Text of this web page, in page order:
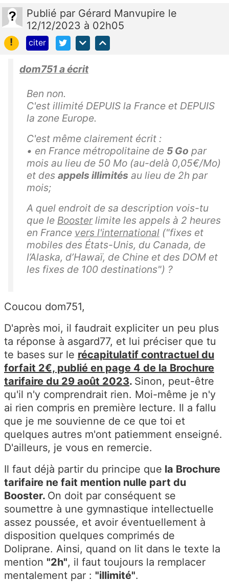
Publié par Gérard Manvupire le
12/12/2023 à 02h05
!
citer
dom751 a écrit
Ben non.
C'est illimité DEPUIS la France et DEPUIS
la zone Europe.
C'est même clairement écrit :
• en France métropolitaine de 5 Go par
mois au lieu de 50 Mo (au-delà 0,05€/Mo)
et des appels illimités au lieu de 2h par
mois;
A quel endroit de sa description vois-tu
que le Boosterlimite les appels à 2 heures
en France vers l'international ("fixes et
mobiles des États-Unis, du Canada, de
l’Alaska, d’Hawaï, de Chine et des DOM et
les fixes de 100 destinations") ?
Coucou dom751,
D'après moi, il faudrait expliciter un peu plus
ta réponse à asgard77, et lui préciser que tu
te bases sur le récapitulatif contractuel du
forfait 2€, publié en page 4 de la Brochure
tarifaire du 29 août 2023. Sinon, peut-être
qu'il n'y comprendrait rien. Moi-même je n'y
ai rien compris en première lecture. Il a fallu
que je me souvienne de ce que toi et
quelques autres m'ont patiemment enseigné.
D'ailleurs, je vous en remercie.
Il faut déjà partir du principe que la Brochure
tarifaire ne fait mention nulle part du
Booster. On doit par conséquent se
soumettre à une gymnastique intellectuelle
assez poussée, et avoir éventuellement à
disposition quelques comprimés de
Doliprane. Ainsi, quand on lit dans le texte la
mention "2h", il faut toujours la remplacer
mentalement par : "illimité".